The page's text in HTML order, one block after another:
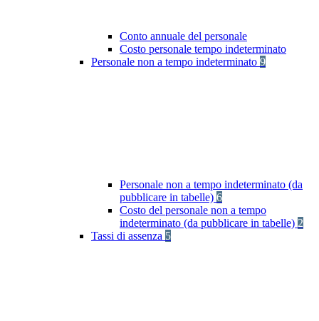
Conto annuale del personale
Costo personale tempo indeterminato
Personale non a tempo indeterminato 9
Personale non a tempo indeterminato (da
pubblicare in tabelle) 6
Costo del personale non a tempo
indeterminato (da pubblicare in tabelle) 2
Tassi di assenza 5